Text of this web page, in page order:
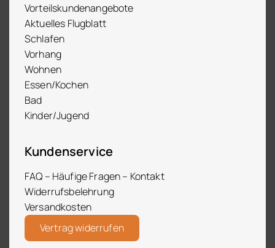
Vorteilskundenangebote
Aktuelles Flugblatt
Schlafen
Vorhang
Wohnen
Essen/Kochen
Bad
Kinder/Jugend
Kundenservice
FAQ – Häufige Fragen – Kontakt
Widerrufsbelehrung
Versandkosten
Vertrag widerrufen